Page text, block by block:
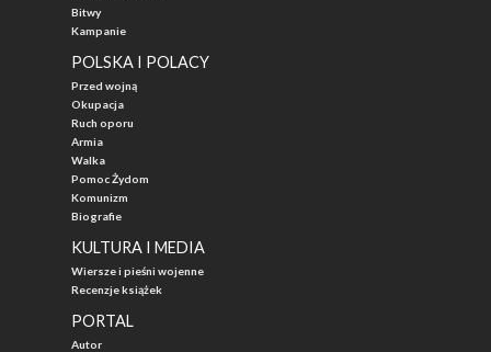
Bitwy
Kampanie
POLSKA I POLACY
Przed wojną
Okupacja
Ruch oporu
Armia
Walka
Pomoc Żydom
Komunizm
Biografie
KULTURA I MEDIA
Wiersze i pieśni wojenne
Recenzje książek
PORTAL
Autor